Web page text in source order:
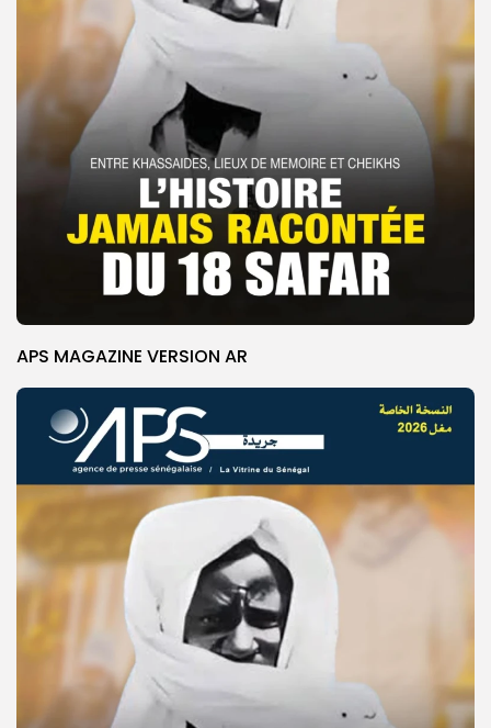
APS MAGAZINE VERSION AR